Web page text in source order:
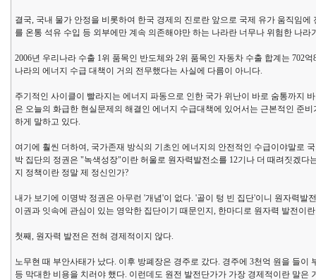
결국, 국내 물가 안정을 비롯하여 한국 경제의 진로란 앞으로 국제 유가 움직임
를 온통 석유 수입 등 외부에만 계속 의존해야만 하는 나라란 너무나 위험한 나라
2006년 우리나라 수출 1위 품목인 반도체와 2위 품목인 자동차 수출 합계는 702
나라의 에너지 수급 대책이 거의 전무했다는 사실에 다름이 아니다.
주기적인 사이클이 빨라지는 에너지 파동으로 인한 국가 위난이 바로 숨통까지
은 오늘의 화급한 현실문제의 해결인 에너지 수급대책에 있어서는 근본적인 준
하게 말하고 있다.
여기에 훨씬 더하여, 국가존재 방식의 기초인 에너지의 안전적인 수급이야말로
박 집단의 정권은 "녹색성장"이란 허울로 원자력발전소를 12기나 더 때려짓겠
지 정책이란 정말 제 정신인가?
내가 보기에 이명박 정권은 아무런 '개념'이 없다. '골이 텅 빈 집단'이니 원자력
이권과 잇속에 관심이 있는 영악한 집단이기 때문인지, 한마디로 원자력 발전이
첫째, 원자력 발전은 전혀 경제적이지 않다.
노무현 때 부안사태가 났다. 이후 방폐장은 경주로 갔다. 경주에 3천억 원을 들
등 막대한 비용을 치러야 했다. 이런데도 원전 발전단가가 가장 경제적이란 말